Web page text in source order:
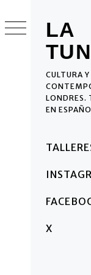
LA
CULTURA
LONDRES.
EN
principal
X
al
contenido